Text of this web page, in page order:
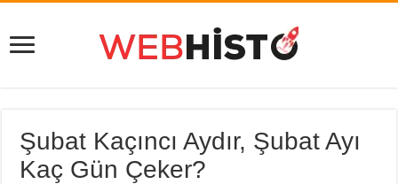
Şubat Kaçıncı Aydır, Şubat Ayı
Kaç Gün Çeker?